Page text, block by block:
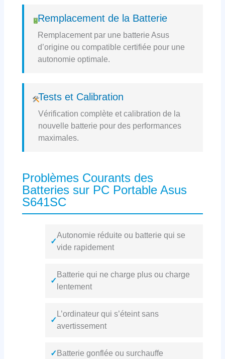
Remplacement de la Batterie
Remplacement par une batterie Asus
d’origine ou compatible certifiée pour une
autonomie optimale.
Tests et Calibration
Vérification complète et calibration de la
nouvelle batterie pour des performances
maximales.
Problèmes Courants des
Batteries sur PC Portable Asus
S641SC
✓
Autonomie réduite ou batterie qui se
vide rapidement
✓
Batterie qui ne charge plus ou charge
lentement
✓
L’ordinateur qui s’éteint sans
avertissement
✓ Batterie gonflée ou surchauffe